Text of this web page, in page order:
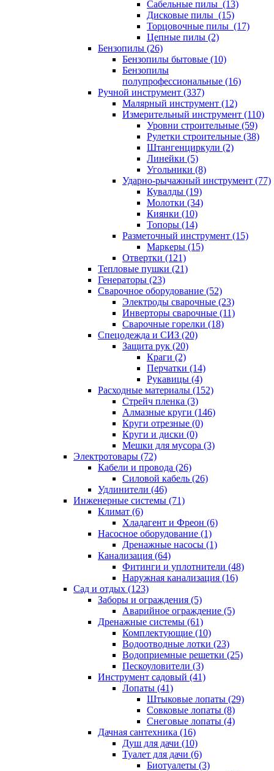
Сабельные пилы (13)
Дисковые пилы (15)
Торцовочные пилы (17)
Цепные пилы (2)
Бензопилы (26)
Бензопилы бытовые (10)
Бензопилы
полупрофессиональные (16)
Ручной инструмент (337)
Малярный инструмент (12)
Измерительный инструмент (110)
Уровни строительные (59)
Рулетки строительные (38)
Штангенциркули (2)
Линейки (5)
Угольники (8)
Ударно-рычажный инструмент (77)
Кувалды (19)
Молотки (34)
Киянки (10)
Топоры (14)
Разметочный инструмент (15)
Маркеры (15)
Отвертки (121)
Тепловые пушки (21)
Генераторы (23)
Сварочное оборудование (52)
Электроды сварочные (23)
Инверторы сварочные (11)
Сварочные горелки (18)
Спецодежда и СИЗ (20)
Защита рук (20)
Краги (2)
Перчатки (14)
Рукавицы (4)
Расходные материалы (152)
Стрейч пленка (3)
Алмазные круги (146)
Круги отрезные (0)
Круги и диски (0)
Мешки для мусора (3)
Электротовары (72)
Кабели и провода (26)
Силовой кабель (26)
Удлинители (46)
Инженерные системы (71)
Климат (6)
Хладагент и Фреон (6)
Насосное оборудование (1)
Дренажные насосы (1)
Канализация (64)
Фитинги и уплотнители (48)
Наружная канализация (16)
Сад и отдых (123)
Заборы и ограждения (5)
Аварийное ограждение (5)
Дренажные системы (61)
Комплектующие (10)
Водоотводные лотки (23)
Водоприемные решетки (25)
Пескоуловители (3)
Инструмент садовый (41)
Лопаты (41)
Штыковые лопаты (29)
Совковые лопаты (8)
Снеговые лопаты (4)
Дачная сантехника (16)
Душ для дачи (10)
Туалет для дачи (6)
Биотуалеты (3)